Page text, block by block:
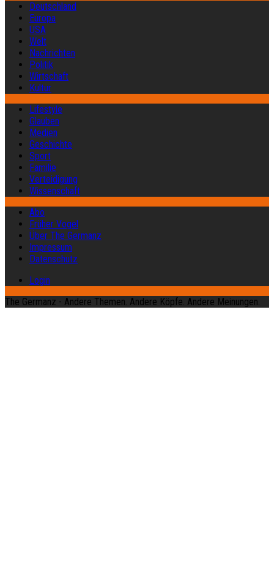
Deutschland
Europa
USA
Welt
Nachrichten
Politik
Wirtschaft
Kultur
Lifestyle
Glauben
Medien
Geschichte
Sport
Familie
Verteidigung
Wissenschaft
Abo
Früher Vogel
Über The Germanz
Impressum
Datenschutz
Login
The Germanz - Andere Themen. Andere Köpfe. Andere Meinungen.